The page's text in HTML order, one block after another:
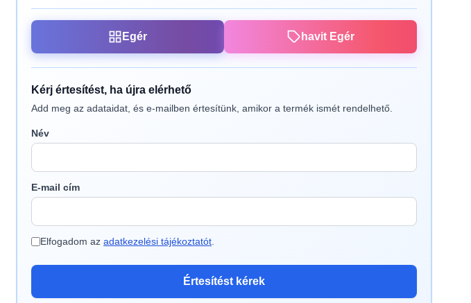
Egér havit Egér
Kérj értesítést, ha újra elérhető
Add meg az adataidat, és e-mailben értesítünk, amikor a termék ismét rendelhető.
Név
E-mail cím
Elfogadom az adatkezelési tájékoztatót
Értesítést kérek